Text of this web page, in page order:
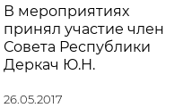
В мероприятиях
принял участие член
Совета Республики
Деркач Ю.Н.
26.05.2017